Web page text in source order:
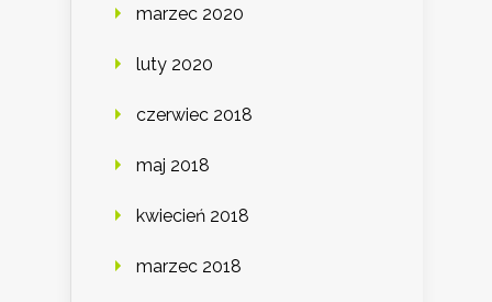
marzec 2020
luty 2020
czerwiec 2018
maj 2018
kwiecień 2018
marzec 2018